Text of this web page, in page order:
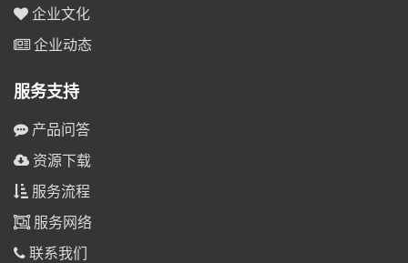
企业文化
企业动态
服务支持
产品问答
资源下载
服务流程
服务网络
联系我们